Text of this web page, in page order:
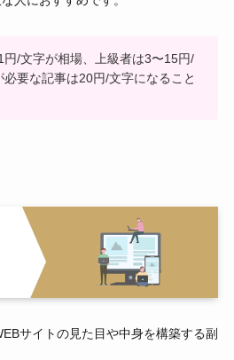
円/文字が相場、上級者は3〜15円/
要な記事は20円/文字になること
サイトの見た目や中身を構築する副